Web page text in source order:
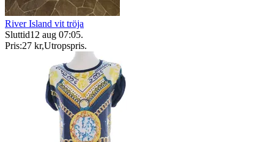
River Island vit tröja
Sluttid12 aug 07:05.
Pris:27 kr,Utropspris.